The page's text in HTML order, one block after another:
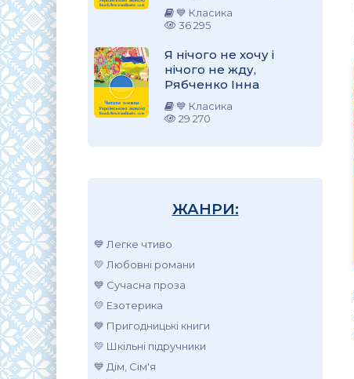
💙 Класика
36 295
Я нічого не хочу і
нічого не жду,
Рябченко Інна
💙 Класика
29 270
ЖАНРИ:
💙 Легке чтиво
💛 Любовні романи
💙 Сучасна проза
💛 Езотерика
💙 Пригодницькі книги
💛 Шкільні підручники
💙 Дім, Сім'я